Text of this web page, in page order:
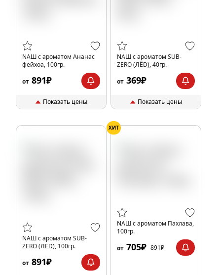
NАШ с ароматом Ананас
фейхоа, 100гр.
от 891₽
Показать цены
NАШ с ароматом SUB-
ZERO (ЛЁD), 40гр.
от 369₽
Показать цены
NАШ с ароматом SUB-
ZERO (ЛЁD), 100гр.
от 891₽
ХИТ
NАШ с ароматом Пахлава,
100гр.
от 705₽ 891₽